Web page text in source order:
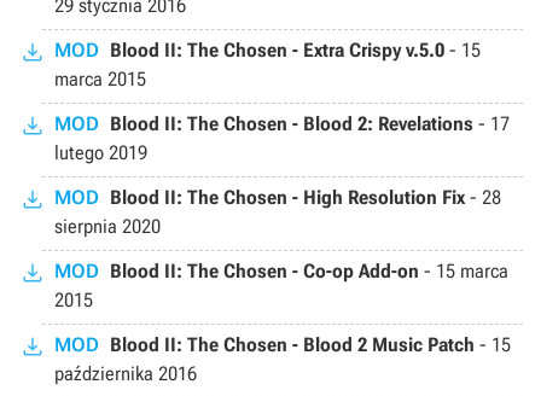
29 stycznia 2016
MOD Blood II: The Chosen - Extra Crispy v.5.0 - 15
marca 2015
MOD Blood II: The Chosen - Blood 2: Revelations - 17
lutego 2019
MOD Blood II: The Chosen - High Resolution Fix - 28
sierpnia 2020
MOD Blood II: The Chosen - Co-op Add-on - 15 marca
2015
MOD Blood II: The Chosen - Blood 2 Music Patch - 15
października 2016